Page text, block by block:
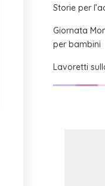
Storie per
Giornata
per bambini
Lavoretti